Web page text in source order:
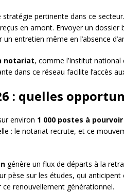
pertinente dans ce
en amont. Envoyer un dossier
entretien même en l’absence
notariat, comme l’Institut
dans ce réseau facilite l’accès
: quelles
environ 1 000 postes à pourvoir
: le notariat recrute, et ce
génère un flux de départs à la
pèse sur les études, qui
renouvellement générationnel.